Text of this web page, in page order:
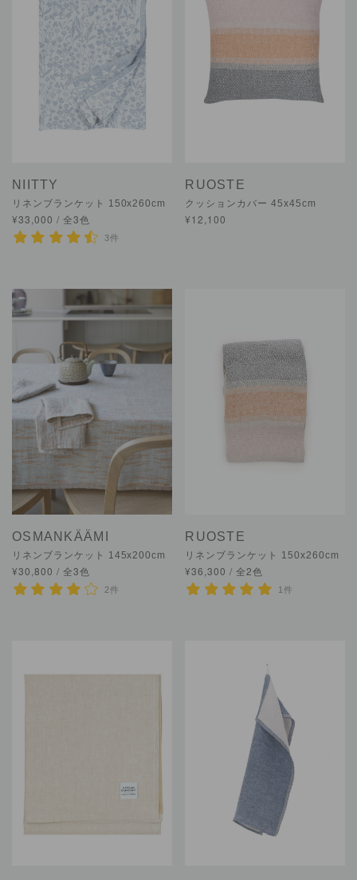
NIITTY
リネンブランケット 150x260cm
¥33,000 / 全3色
3件
RUOSTE
クッションカバー 45x45cm
¥12,100
OSMANKÄÄMI
リネンブランケット 145x200cm
¥30,800 / 全3色
2件
RUOSTE
リネンブランケット 150x260cm
¥36,300 / 全2色
1件